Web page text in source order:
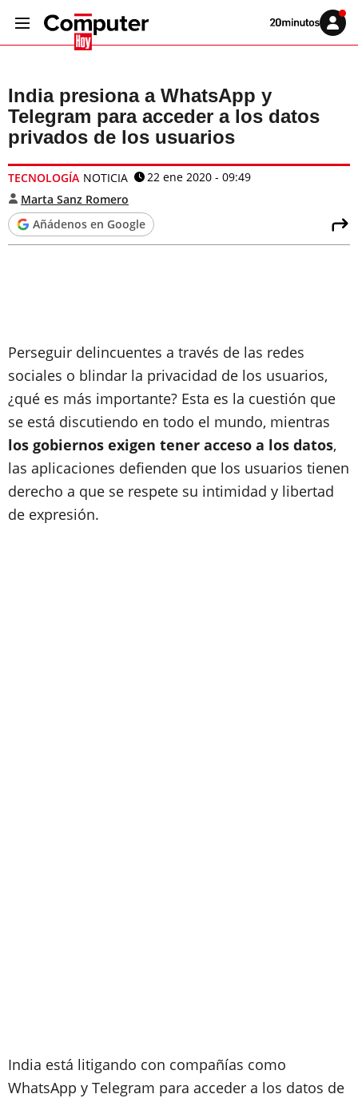
Volver
Iniciar
sesión
India presiona a WhatsApp y
Telegram para acceder a los datos
privados de los usuarios
TECNOLOGÍA NOTICIA
22 ene 2020 - 09:49
Marta Sanz Romero
Añádenos en Google
Perseguir delincuentes a través de las redes
sociales o blindar la privacidad de los usuarios,
¿qué es más importante? Esta es la cuestión que
se está discutiendo en todo el mundo, mientras
los gobiernos exigen tener acceso a los datos,
las aplicaciones defienden que los usuarios tienen
derecho a que se respete su intimidad y libertad
de expresión.
India está litigando con compañías como
WhatsApp y Telegram para acceder a los datos de